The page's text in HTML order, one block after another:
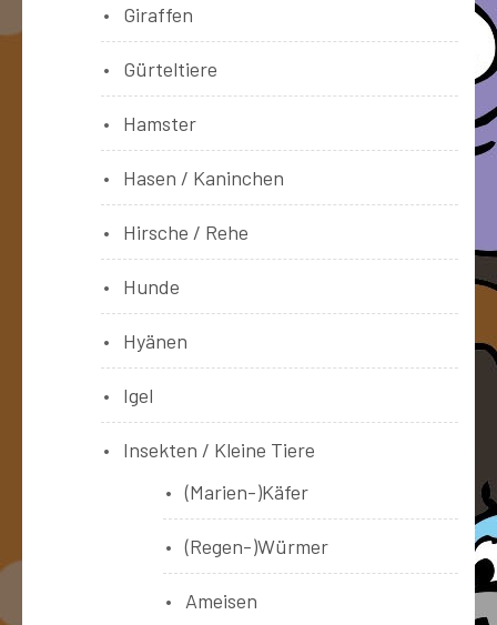
Giraffen
Gürteltiere
Hamster
Hasen / Kaninchen
Hirsche / Rehe
Hunde
Hyänen
Igel
Insekten / Kleine Tiere
(Marien-)Käfer
(Regen-)Würmer
Ameisen